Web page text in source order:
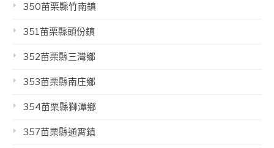
350苗栗縣竹南鎮
351苗栗縣頭份鎮
352苗栗縣三灣鄉
353苗栗縣南庄鄉
354苗栗縣獅潭鄉
357苗栗縣通霄鎮